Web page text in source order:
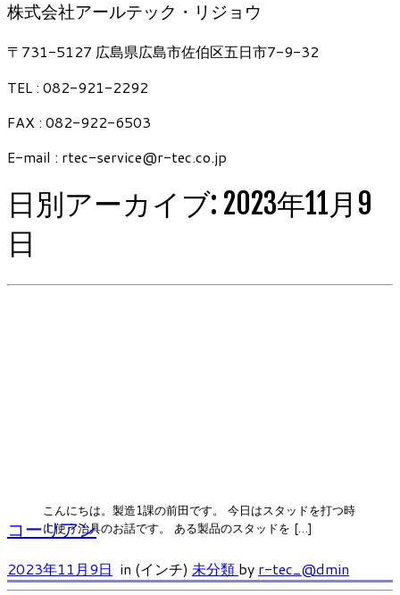
株式会社アールテック・リジョウ
〒731-5127 広島県広島市佐伯区五日市7-9-32
TEL : 082-921-2292
FAX : 082-922-6503
E-mail : rtec-service@r-tec.co.jp
日別アーカイブ: 2023年11月9
日
こんにちは。製造1課の前田です。 今日はスタッドを打つ時
に使う治具のお話です。 ある製品のスタッドを […]
コーリアン
2023年11月9日 in (インチ) 未分類 by r-tec_@dmin